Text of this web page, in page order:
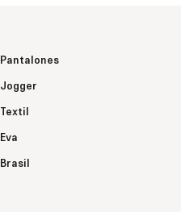
Pantalones
Jogger
Textil
Eva
Brasil